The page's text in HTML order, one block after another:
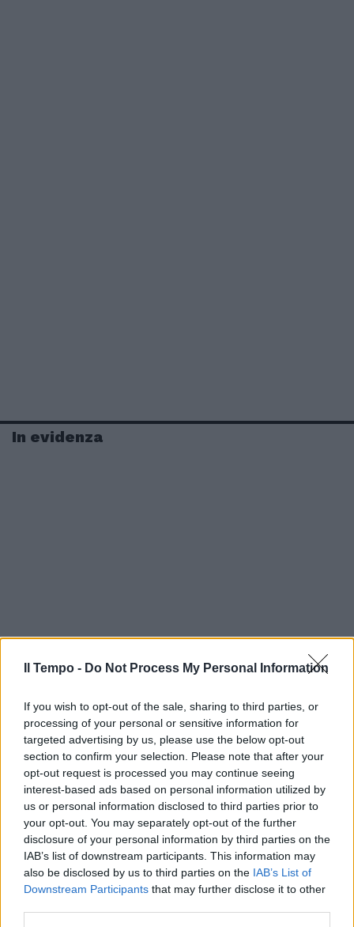
Il Tempo - Do Not Process My Personal Information
If you wish to opt-out of the sale, sharing to third parties, or
processing of your personal or sensitive information for
targeted advertising by us, please use the below opt-out
section to confirm your selection. Please note that after your
opt-out request is processed you may continue seeing
interest-based ads based on personal information utilized by
us or personal information disclosed to third parties prior to
your opt-out. You may separately opt-out of the further
disclosure of your personal information by third parties on the
IAB’s list of downstream participants. This information may
also be disclosed by us to third parties on the IAB’s List of
Downstream Participants that may further disclose it to other
In evidenza